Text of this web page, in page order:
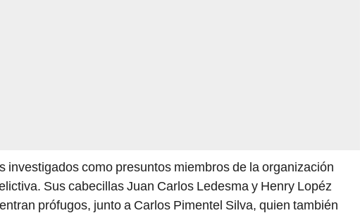
investigados como presuntos miembros de la organización
Sus cabecillas Juan Carlos Ledesma y Henry Lopéz
prófugos, junto a Carlos Pimentel Silva, quien también